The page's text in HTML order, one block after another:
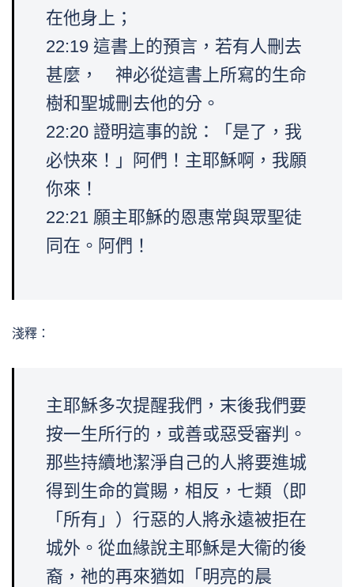
在他身上；
22:19 這書上的預言，若有人刪去
甚麼， 神必從這書上所寫的生命
樹和聖城刪去他的分。
22:20 證明這事的說：「是了，我
必快來！」阿們！主耶穌啊，我願
你來！
22:21 願主耶穌的恩惠常與眾聖徒
同在。阿們！
淺釋：
主耶穌多次提醒我們，末後我們要
按一生所行的，或善或惡受審判。
那些持續地潔淨自己的人將要進城
得到生命的賞賜，相反，七類（即
「所有」）行惡的人將永遠被拒在
城外。從血緣說主耶穌是大衞的後
裔，祂的再來猶如「明亮的晨